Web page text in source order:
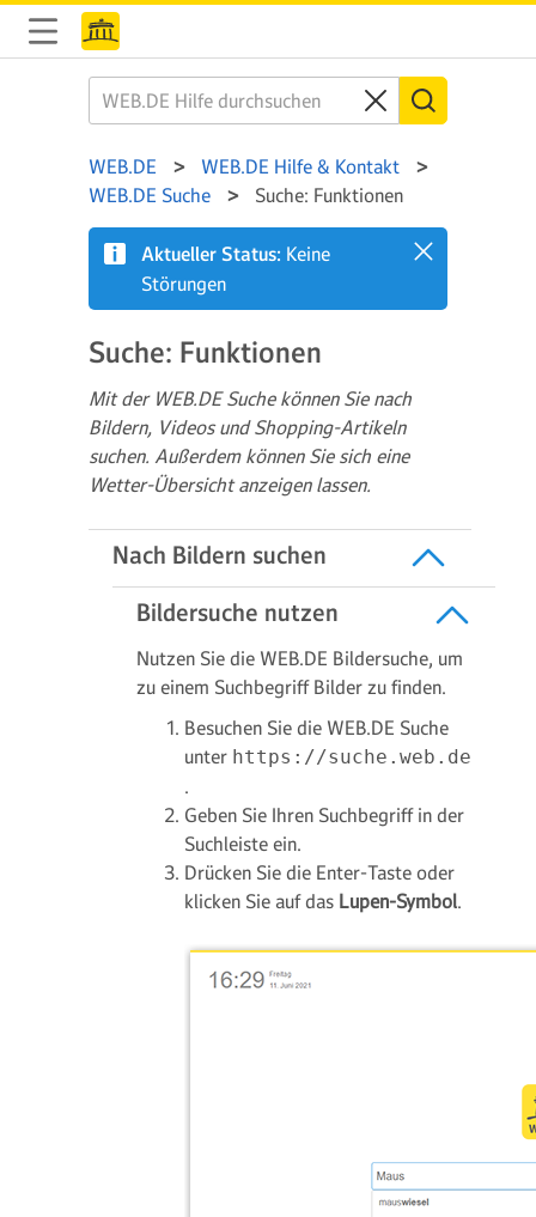
WEB.DE
WEB.DE Hilfe & Kontakt
WEB.DE Suche
Suche: Funktionen
Aktueller Status: Keine
Störungen
Suche: Funktionen
Mit der WEB.DE Suche können Sie nach
Bildern, Videos und Shopping-Artikeln
suchen. Außerdem können Sie sich eine
Wetter-Übersicht anzeigen lassen.
Nach Bildern suchen
Bildersuche nutzen
Nutzen Sie die WEB.DE Bildersuche, um
zu einem Suchbegriff Bilder zu finden.
Besuchen Sie die WEB.DE Suche
unter https://suche.web.de
.
Geben Sie Ihren Suchbegriff in der
Suchleiste ein.
Drücken Sie die Enter-Taste oder
klicken Sie auf das Lupen-Symbol.